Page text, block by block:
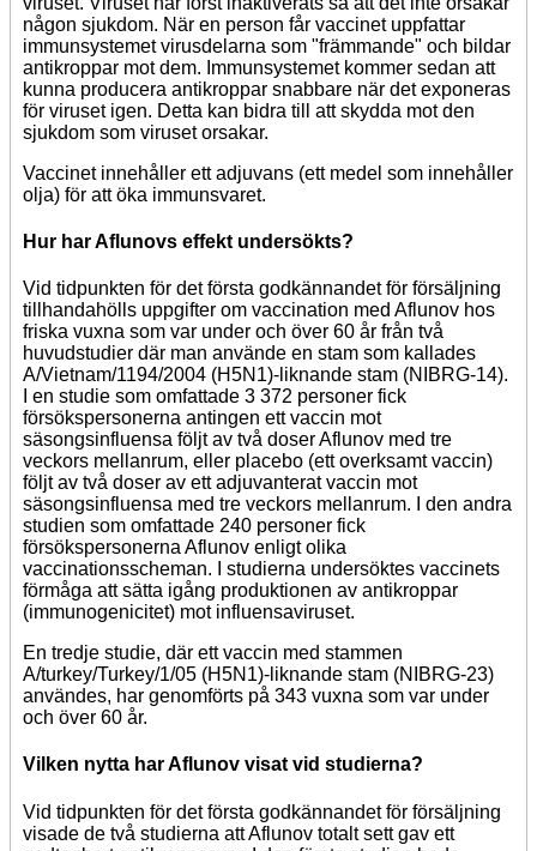
någon sjukdom. När en person får vaccinet uppfattar
immunsystemet virusdelarna som "främmande" och bildar
antikroppar mot dem. Immunsystemet kommer sedan att
kunna producera antikroppar snabbare när det exponeras
för viruset igen. Detta kan bidra till att skydda mot den
sjukdom som viruset orsakar.
Vaccinet innehåller ett adjuvans (ett medel som innehåller
olja) för att öka immunsvaret.
Hur har Aflunovs effekt undersökts?
Vid tidpunkten för det första godkännandet för försäljning
tillhandahölls uppgifter om vaccination med Aflunov hos
friska vuxna som var under och över 60 år från två
huvudstudier där man använde en stam som kallades
A/Vietnam/1194/2004 (H5N1)-liknande stam (NIBRG-14).
I en studie som omfattade 3 372 personer fick
försökspersonerna antingen ett vaccin mot
säsongsinfluensa följt av två doser Aflunov med tre
veckors mellanrum, eller placebo (ett overksamt vaccin)
följt av två doser av ett adjuvanterat vaccin mot
säsongsinfluensa med tre veckors mellanrum. I den andra
studien som omfattade 240 personer fick
försökspersonerna Aflunov enligt olika
vaccinationsscheman. I studierna undersöktes vaccinets
förmåga att sätta igång produktionen av antikroppar
(immunogenicitet) mot influensaviruset.
En tredje studie, där ett vaccin med stammen
A/turkey/Turkey/1/05 (H5N1)-liknande stam (NIBRG-23)
användes, har genomförts på 343 vuxna som var under
och över 60 år.
Vilken nytta har Aflunov visat vid studierna?
Vid tidpunkten för det första godkännandet för försäljning
visade de två studierna att Aflunov totalt sett gav ett